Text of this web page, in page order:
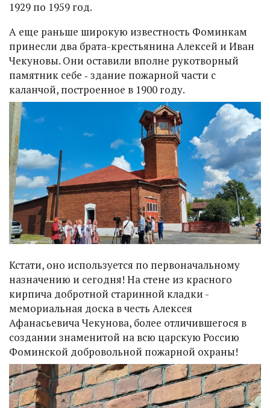
1929 по 1959 год.
А еще раньше широкую известность Фоминкам
принесли два брата-крестьянина Алексей и Иван
Чекуновы. Они оставили вполне рукотворный
памятник себе ‑ здание пожарной части с
каланчой, построенное в 1900 году.
Кстати, оно используется по первоначальному
назначению и сегодня! На стене из красного
кирпича добротной старинной кладки -
мемориальная доска в честь Алексея
Афанасьевича Чекунова, более отличившегося в
создании знаменитой на всю царскую Россию
Фоминской добровольной пожарной охраны!